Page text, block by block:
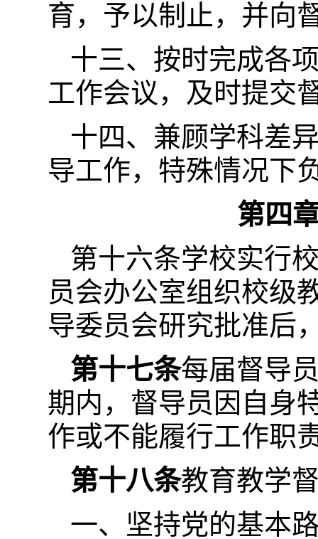
育，予以制止，并向
十三、按时完成各
工作会议，及时提交
十四、兼顾学科差
导工作，特殊情况下
第四
第十六条学校实行
员会办公室组织校级
导委员会研究批准后
第十七条每届督导
期内，督导员因自身
作或不能履行工作职
第十八条教育教学
一、坚持党的基本